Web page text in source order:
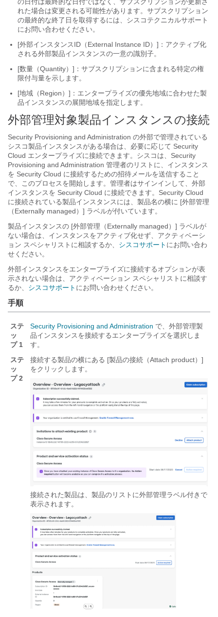
の日付は最終的な日付ではなく、サブスクリプションが更新さ
れた場合は変更される可能性があります。サブスクリプション
の最終的な終了日を取得するには、シスコテクニカルサポート
にお問い合わせください。
[外部インスタンスID（External Instance ID）]：アクティブ化
される外部製品インスタンスの一意の識別子。
[数量（Quantity）]：サブスクリプションに含まれる特定の権
限付与量を示します。
[地域（Region）]：エンタープライズの優先地域に合わせた製
品インスタンスの展開地域を指定します。
外部管理対象製品インスタンスの接続
Security Provisioning and Administration の外部で管理されている
シスコ製品インスタンスがある場合は、必要に応じて Security
Cloud エンタープライズに接続できます。シスコは、 Security
Provisioning and Administration 管理者のリストに、インスタンス
を Security Cloud に接続するための招待メールを送信すること
で、このプロセスを開始します。管理者はサインインして、外部
インスタンスを Security Cloud に接続できます。Security Cloud
に接続されている製品インスタンスには、製品名の横に [外部管理
（Externally managed）] ラベルが付いています。
製品インスタンスの [外部管理（Externally managed）] ラベルが
ない場合は、インスタンスをアクティブ化せず、 アクティベーシ
ョン スペシャリストに相談するか、 シスコサポート にお問い合わ
せください。
外部インスタンスをエンタープライズに接続するオプションが表
示されない場合は、アクティベーション スペシャリストに相談す
るか、 シスコサポート にお問い合わせください。
手順
ステ
ッ
プ 1
Security Provisioning and Administration で、外部管理製
品インスタンスを接続するエンタープライズを選択しま
す。
ステ
ッ
プ 2
接続する製品の横にある [製品の接続（Attach product）]
をクリックします。
接続された製品は、製品のリストに外部管理ラベル付きで
表示されます。